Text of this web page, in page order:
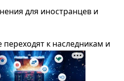
для иностранцев и
к наследникам и